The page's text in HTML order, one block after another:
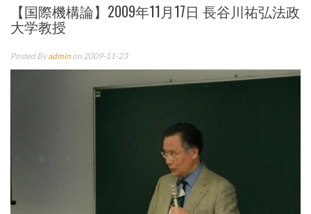
【国際機構論】2009年11月17日 長谷川祐弘法政
大学教授
Posted Byadmin on 2009-11-23